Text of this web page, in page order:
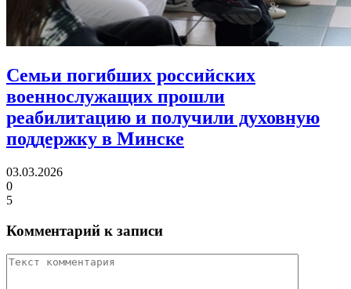
Семьи погибших российских
военнослужащих прошли
реабилитацию и получили духовную
поддержку в Минске
03.03.2026
0
5
Комментарий к записи